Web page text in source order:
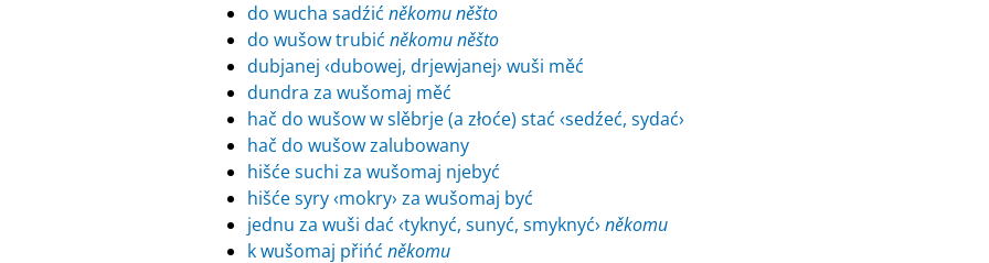
do wucha sadźić někomuněšto
do wušow trubić někomuněšto
dubjanej ‹dubowej, drjewjanej› wuši měć
dundra za wušomaj měć
hač do wušow w slěbrje (a złoće) stać ‹sedźeć, sydać›
hač do wušow zalubowany
hišće suchi za wušomaj njebyć
hišće syry ‹mokry› za wušomaj być
jednu za wuši dać ‹tyknyć, sunyć, smyknyć› někomu
k wušomaj přińć někomu